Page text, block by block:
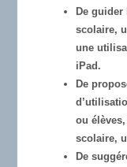
De
scolaire,
une
iPad.
De
ou
scolaire,
De